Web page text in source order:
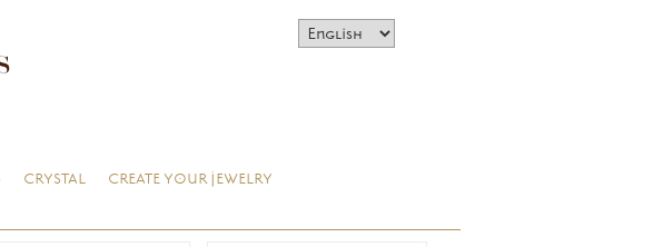
CRYSTAL CREATE YOUR JEWELRY